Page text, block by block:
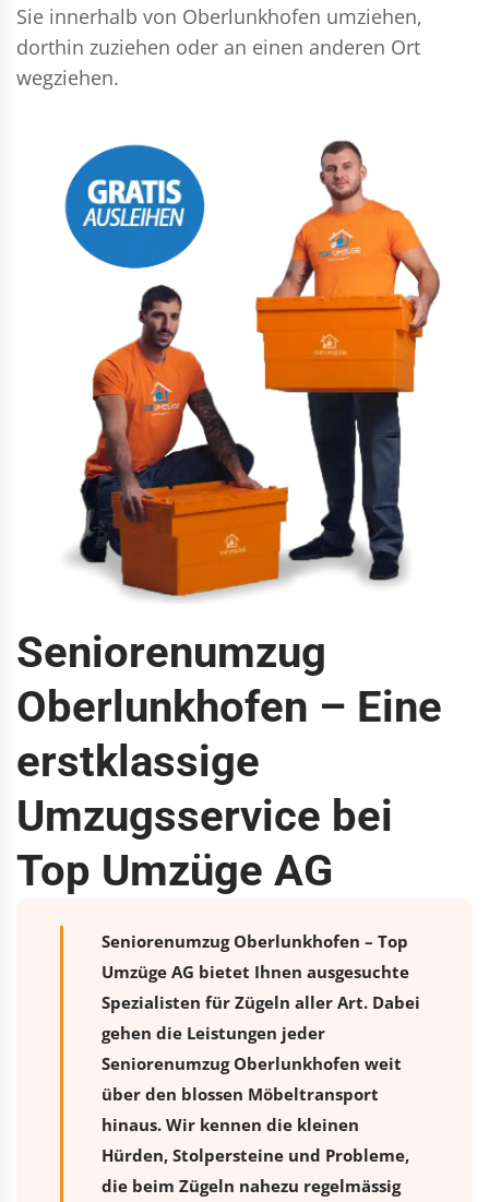
Sie innerhalb von Oberlunkhofen umziehen,
dorthin zuziehen oder an einen anderen Ort
wegziehen.
Seniorenumzug
Oberlunkhofen – Eine
erstklassige
Umzugsservice bei
Top Umzüge AG
Seniorenumzug Oberlunkhofen – Top
Umzüge AG bietet Ihnen ausgesuchte
Spezialisten für Zügeln aller Art. Dabei
gehen die Leistungen jeder
Seniorenumzug Oberlunkhofen weit
über den blossen Möbeltransport
hinaus. Wir kennen die kleinen
Hürden, Stolpersteine und Probleme,
die beim Zügeln nahezu regelmässig